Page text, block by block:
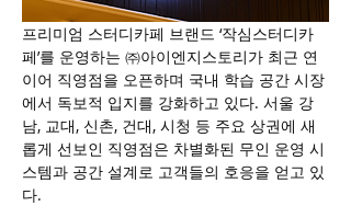
프리미엄 스터디카페 브랜드 ‘작심스터디카
페’를 운영하는 ㈜아이엔지스토리가 최근 연
이어 직영점을 오픈하며 국내 학습 공간 시장
에서 독보적 입지를 강화하고 있다. 서울 강
남, 교대, 신촌, 건대, 시청 등 주요 상권에 새
롭게 선보인 직영점은 차별화된 무인 운영 시
스템과 공간 설계로 고객들의 호응을 얻고 있
다.